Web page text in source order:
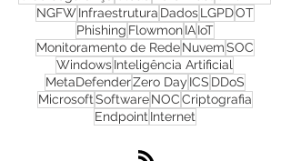
RedesFirewallWhatsUp Gold Check Point
CibersegurançaCloudZero Trust
NGFWInfraestruturaDadosLGPDOT
PhishingFlowmon IAIoT
Monitoramento de RedeNuvemSOC
WindowsInteligência Artificial
MetaDefenderZero DayICS
EndpointInternet